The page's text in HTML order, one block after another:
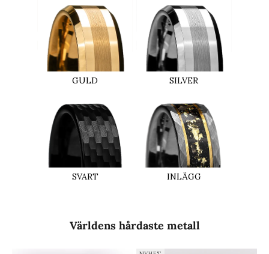
GULD SILVER
SVART INLÄGG
Världens hårdaste metall